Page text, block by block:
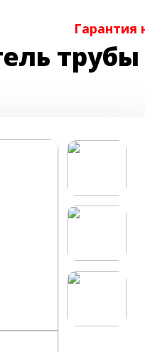
Гарантия